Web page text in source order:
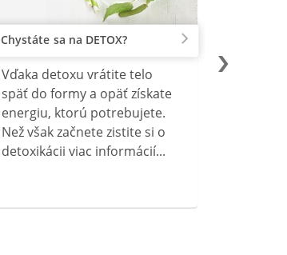
Chystáte sa na DETOX?
Vďaka detoxu vrátite telo
späť do formy a opäť získate
energiu, ktorú potrebujete.
Než však začnete zistite si o
detoxikácii viac informácií...